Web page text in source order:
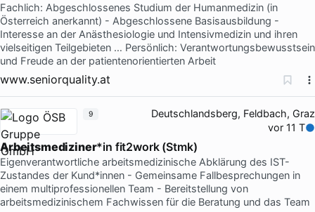
Fachlich: Abgeschlossenes Studium der Humanmedizin (in
Österreich anerkannt) - Abgeschlossene Basisausbildung -
Interesse an der Anästhesiologie und Intensivmedizin und ihren
vielseitigen Teilgebieten … Persönlich: Verantwortungsbewusstsein
und Freude an der patientenorientierten Arbeit
www.seniorquality.at
Deutschlandsberg, Feldbach, Graz
vor 11 T
Arbeitsmediziner*in fit2work (Stmk)
Eigenverantwortliche arbeitsmedizinische Abklärung des IST-
Zustandes der Kund*innen - Gemeinsame Fallbesprechungen in
einem multiprofessionellen Team - Bereitstellung von
arbeitsmedizinischem Fachwissen für die Beratung und das Team
9